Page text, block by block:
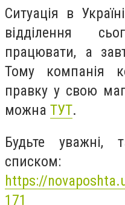
Ситуація в
відділення
працювати, а
Тому компанія
правку у свою
можна ТУТ.
Будьте уважні,
списком:
https://
171